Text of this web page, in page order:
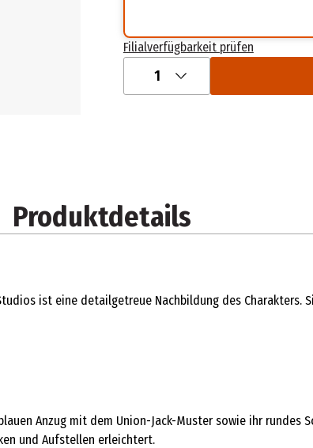
Filialverfügbarkeit prüfen
1
Produktdetails
ist eine detailgetreue Nachbildung des
Anzug mit dem Union-Jack-Muster sowie ihr rundes
und Aufstellen erleichtert.